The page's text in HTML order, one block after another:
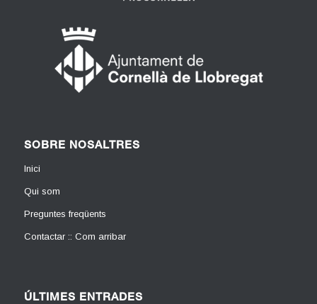
SOBRE NOSALTRES
Inici
Qui som
Preguntes freqüents
Contactar :: Com arribar
ÚLTIMES ENTRADES